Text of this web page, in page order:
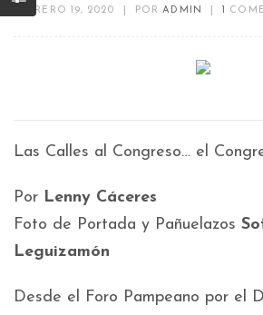
FEBRERO 19, 2020 PORADMIN
Las Calles al Congreso… el
Por Lenny Cáceres
Foto de Portada y Pañuelazos
Leguizamón
Desde el Foro Pampeano por el